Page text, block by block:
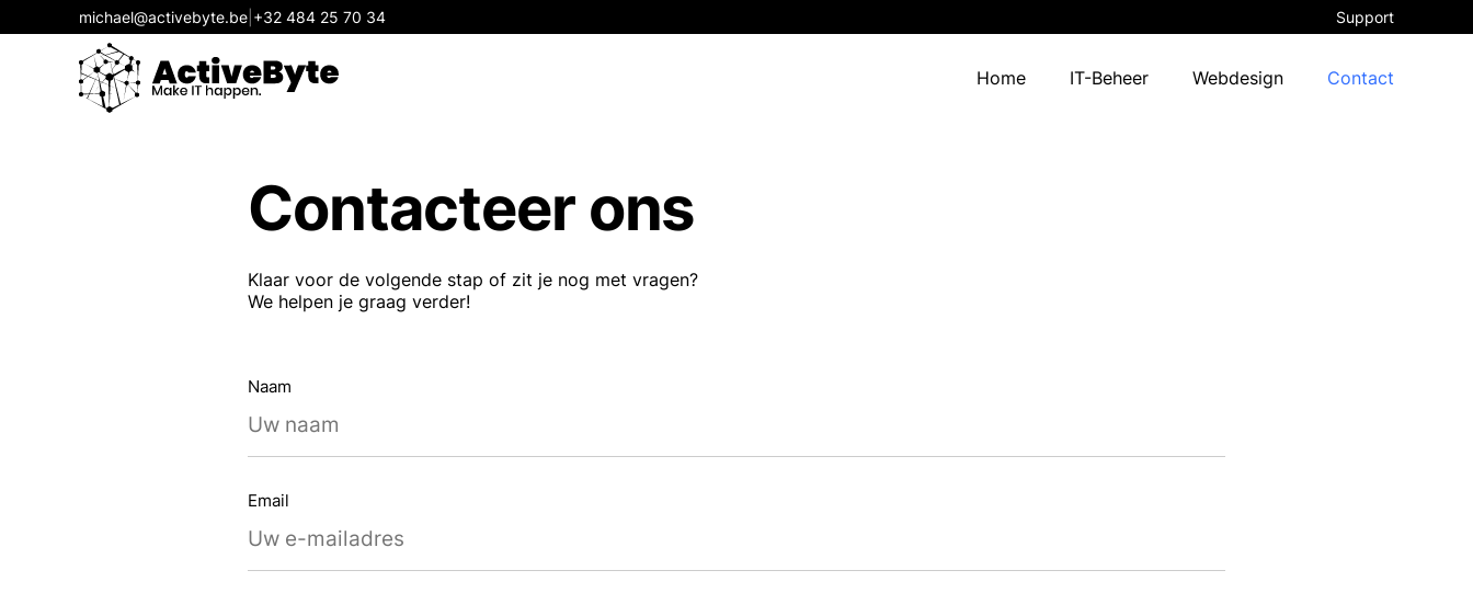
michael@activebyte.be +32 484 25 70 34 Support
Home IT-Beheer Webdesign Contact
Home
IT Beheer
Webdesign
Contact
Contacteer ons
Klaar voor de volgende stap of zit je nog met vragen?
We helpen je graag verder!
Naam
Email